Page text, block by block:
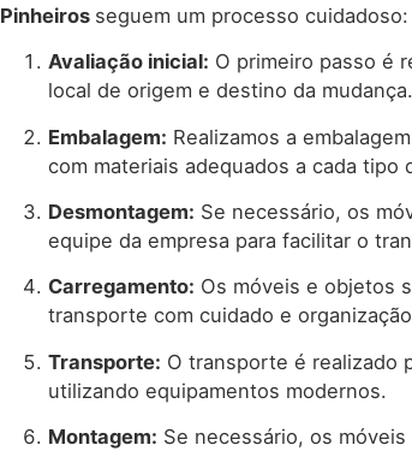
Pinheiros seguem um processo cuidadoso:
Avaliação inicial: O primeiro passo é
local de origem e destino da mudança.
Embalagem: Realizamos a
com materiais adequados a cada tipo
Desmontagem: Se necessário, os
equipe da empresa para facilitar o
Carregamento: Os móveis e objetos
transporte com cuidado e
Transporte: O transporte é realizado
utilizando equipamentos modernos.
Montagem: Se necessário, os